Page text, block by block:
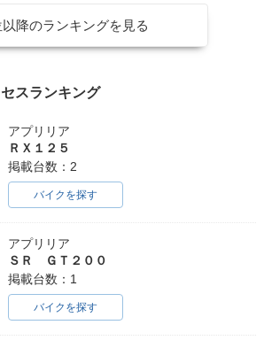
以降のランキングを見る
スランキング
アプリリア
ＲＸ１２５
掲載台数：2
バイクを探す
アプリリア
ＳＲ ＧＴ２００
掲載台数：1
バイクを探す